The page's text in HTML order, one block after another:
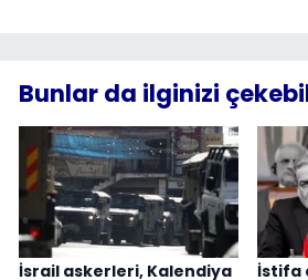
Bunlar da ilginizi
İsrail askerleri, Kalendiya
İstifa